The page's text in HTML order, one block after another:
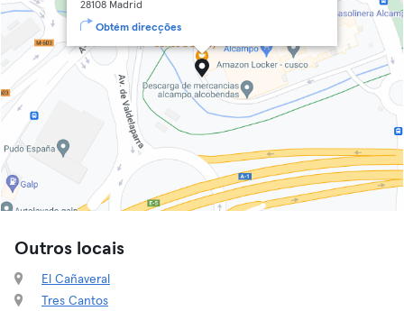
28108 Madrid
Obtém direcções
Outros locais
El Cañaveral
Tres Cantos